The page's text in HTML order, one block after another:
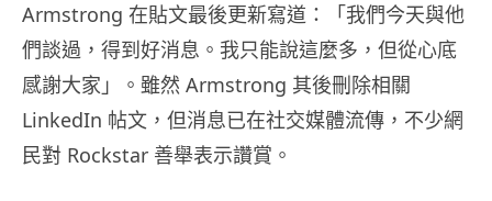
Armstrong 在貼文最後更新寫道：「我們今天與他
們談過，得到好消息。我只能說這麼多，但從心底
感謝大家」。雖然 Armstrong 其後刪除相關
LinkedIn 帖文，但消息已在社交媒體流傳，不少網
民對 Rockstar 善舉表示讚賞。